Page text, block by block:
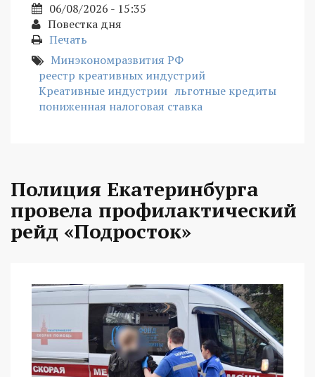
06/08/2026 - 15:35
Повестка дня
Печать
Минэкономразвития РФ
реестр креативных индустрий
Креативные индустрии льготные кредиты
пониженная налоговая ставка
Полиция Екатеринбурга
провела профилактический
рейд «Подросток»